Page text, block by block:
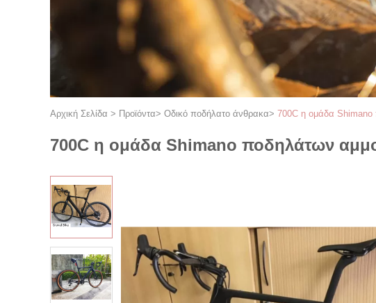
Αρχική Σελίδα > Προϊόντα> Οδικό ποδήλατο άνθρακα> 700C η ομάδα Shimano
700C η ομάδα Shimano ποδηλάτων